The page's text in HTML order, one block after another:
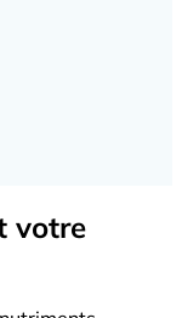
votre